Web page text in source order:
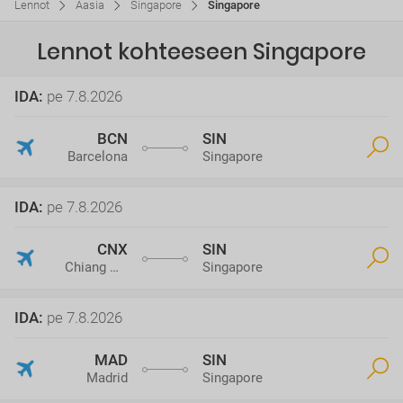
Lennot Aasia Singapore Singapore
Lennot kohteeseen Singapore
IDA: pe 7.8.2026
BCN
Barcelona
SIN
Singapore
IDA: pe 7.8.2026
CNX
Chiang Mai
SIN
Singapore
IDA: pe 7.8.2026
MAD
Madrid
SIN
Singapore